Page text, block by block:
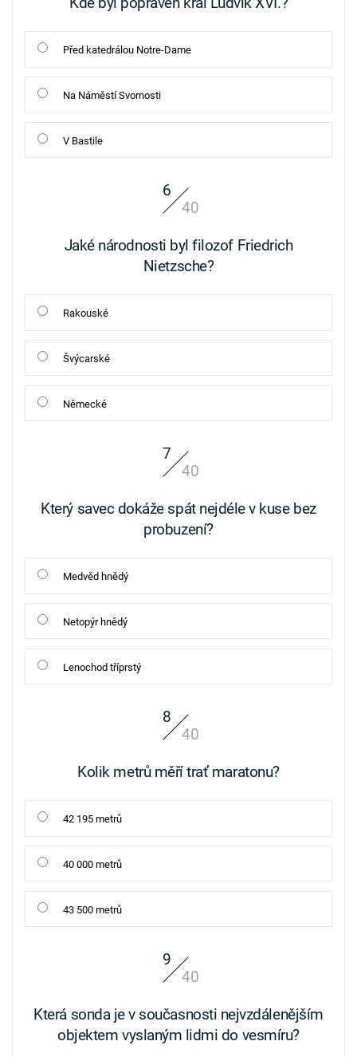
Před katedrálou Notre-Dame
Na Náměstí Svornosti
V Bastile
6
40
Jaké národnosti byl filozof Friedrich
Nietzsche?
Rakouské
Švýcarské
Německé
7
40
Který savec dokáže spát nejdéle v kuse bez
probuzení?
Medvěd hnědý
Netopýr hnědý
Lenochod tříprstý
8
40
Kolik metrů měří trať maratonu?
42 195 metrů
40 000 metrů
43 500 metrů
9
40
Která sonda je v současnosti nejvzdálenějším
objektem vyslaným lidmi do vesmíru?